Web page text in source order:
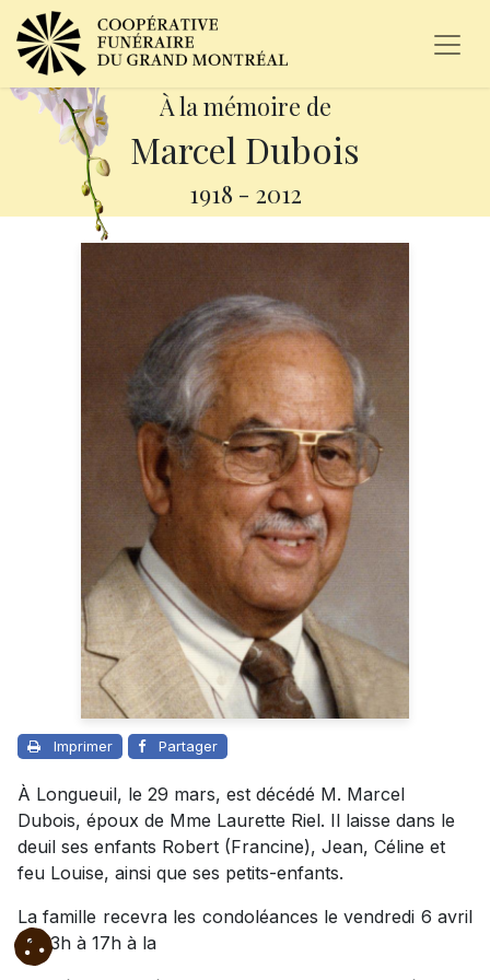
À la mémoire de
Marcel Dubois
1918 - 2012
Imprimer Partager
À Longueuil, le 29 mars, est décédé M. Marcel
Dubois, époux de Mme Laurette Riel. Il laisse dans le
deuil ses enfants Robert (Francine), Jean, Céline et
feu Louise, ainsi que ses petits-enfants.
La famille recevra les condoléances le vendredi 6 avril
de 13h à 17h à la